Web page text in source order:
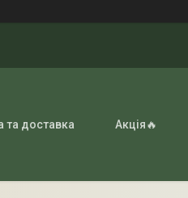
та доставка Акція🔥